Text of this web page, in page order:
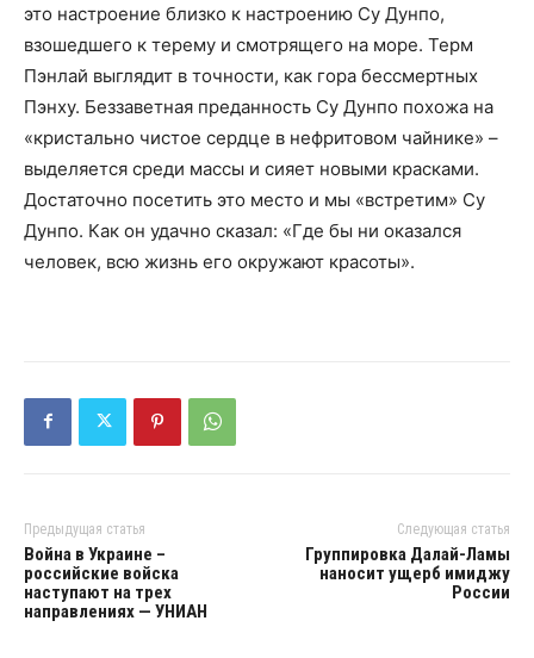
это настроение близко к настроению Су Дунпо,
взошедшего к терему и смотрящего на море. Терм
Пэнлай выглядит в точности, как гора бессмертных
Пэнху. Беззаветная преданность Су Дунпо похожа на
«кристально чистое сердце в нефритовом чайнике» –
выделяется среди массы и сияет новыми красками.
Достаточно посетить это место и мы «встретим» Су
Дунпо. Как он удачно сказал: «Где бы ни оказался
человек, всю жизнь его окружают красоты».
Предыдущая статья
Война в Украине –
российские войска
наступают на трех
направлениях — УНИАН
Следующая статья
Группировка Далай-Ламы
наносит ущерб имиджу
России